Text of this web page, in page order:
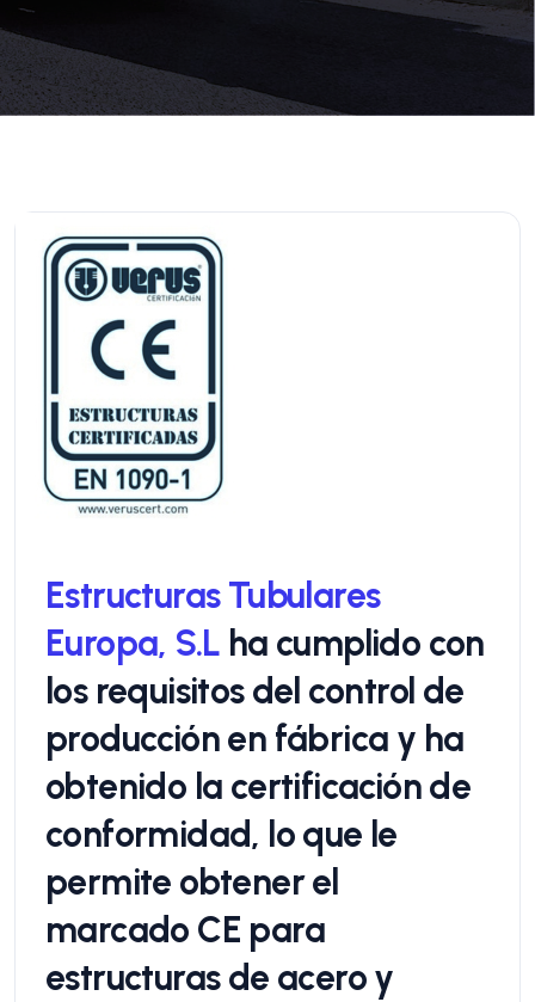
Estructuras Tubulares
Europa, S.L ha cumplido con
los requisitos del control de
producción en fábrica y ha
obtenido la certificación de
conformidad, lo que le
permite obtener el
marcado CE para
estructuras de acero y